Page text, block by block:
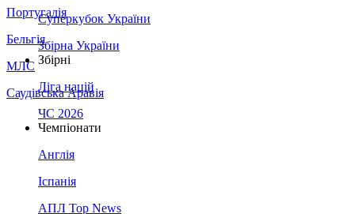
Португалія
Бельгія
МЛС
Саудівська Аравія
Суперкубок України
Збірна України
Збірні
Ліга націй
ЧС 2026
Чемпіонати
Англія
Іспанія
АПЛ Top News